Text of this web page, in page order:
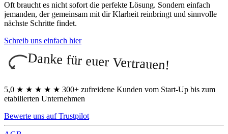
Oft braucht es nicht sofort die perfekte Lösung. Sondern einfach
jemanden, der gemeinsam mit dir Klarheit reinbringt und sinnvolle
nächste Schritte findet.
Schreib uns einfach hier
Danke für euer Vertrauen!
5,0 ★ ★ ★ ★ ★ 300+ zufreidene Kunden vom Start-Up bis zum
etabilierten Unternehmen
Bewerte uns auf Trustpilot